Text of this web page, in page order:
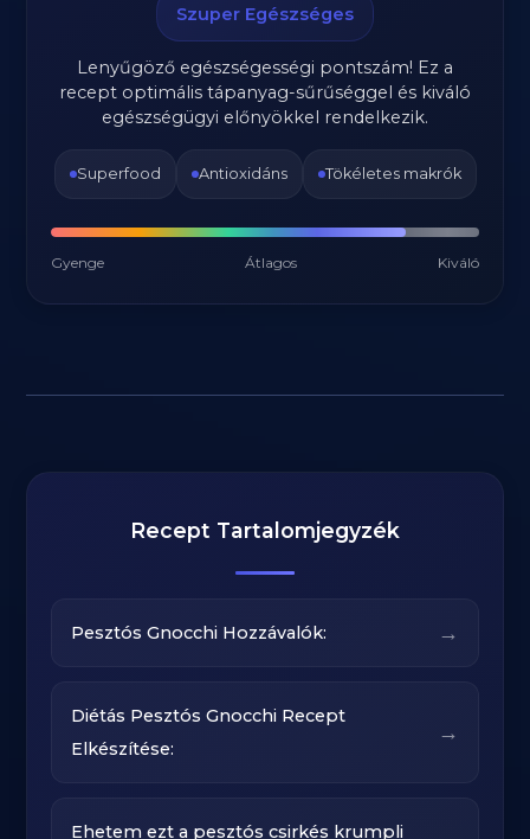
Szuper Egészséges
Lenyűgöző egészségességi pontszám! Ez a
recept optimális tápanyag-sűrűséggel és kiváló
egészségügyi előnyökkel rendelkezik.
Superfood Antioxidáns Tökéletes makrók
Gyenge Átlagos Kiváló
Recept Tartalomjegyzék
Pesztós Gnocchi Hozzávalók: →
Diétás Pesztós Gnocchi Recept
Elkészítése:
→
Ehetem ezt a pesztós csirkés krumpli